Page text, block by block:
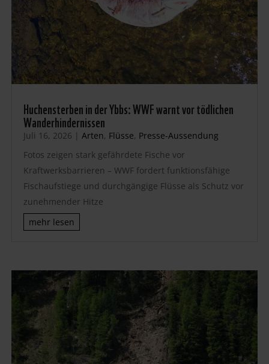
Huchensterben in der Ybbs: WWF warnt vor tödlichen
Wanderhindernissen
Juli 16, 2026 | Arten, Flüsse, Presse-Aussendung
Fotos zeigen stark gefährdete Fische vor
Kraftwerksbarrieren – WWF fordert funktionsfähige
Fischaufstiege und durchgängige Flüsse als Schutz vor
zunehmender Hitze
mehr lesen